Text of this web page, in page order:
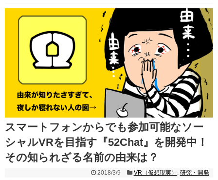
スマートフォンからでも参加可能なソー
シャルVRを目指す『52Chat』を開発中！
その知られざる名前の由来は？
2018/3/9 VR（仮想現実） , 研究・開発